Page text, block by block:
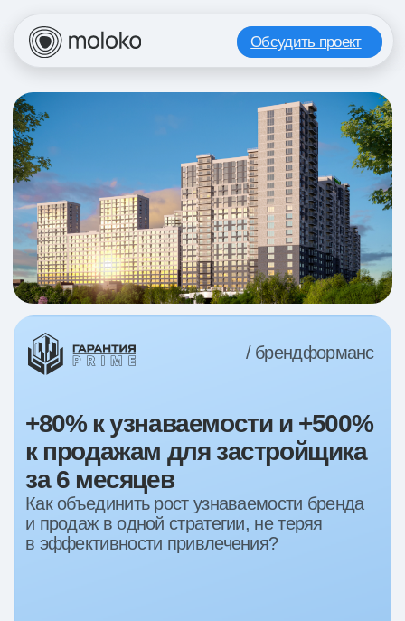
Обсудить проект
+80% к узнаваемости и +500%
к продажам для застройщика
за 6 месяцев
Как объединить рост узнаваемости бренда
и продаж в одной стратегии, не теряя
/ брендформанс
О проекте
География клиента: